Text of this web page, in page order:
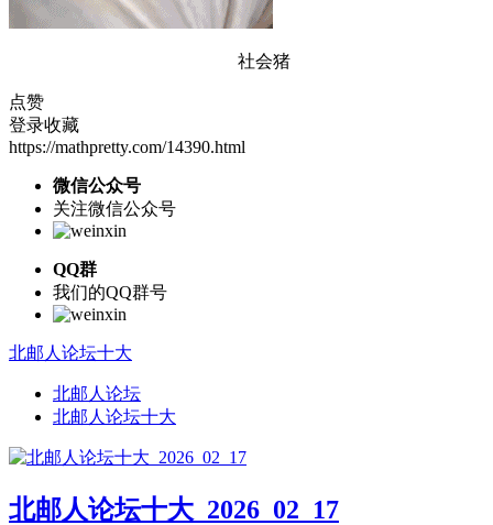
社会猪
点赞
登录收藏
https://mathpretty.com/14390.html
微信公众号
关注微信公众号
QQ群
我们的QQ群号
北邮人论坛十大
北邮人论坛
北邮人论坛十大
北邮人论坛十大_2026_02_17